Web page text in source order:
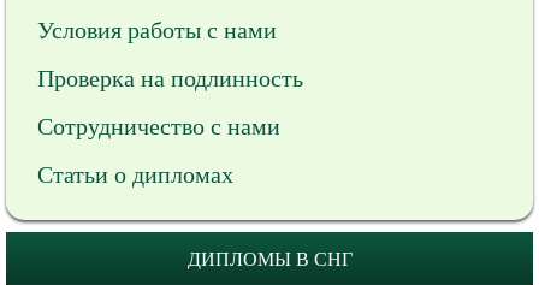
Условия работы с нами
Проверка на подлинность
Сотрудничество с нами
Статьи о дипломах
ДИПЛОМЫ В СНГ